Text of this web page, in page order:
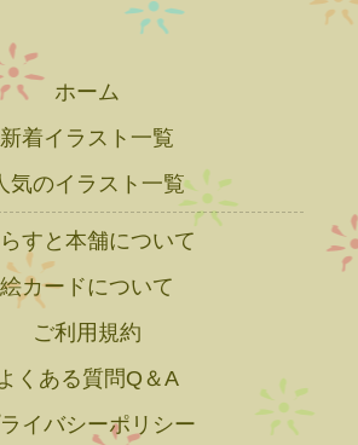
ホーム
新着イラスト一覧
気のイラスト一覧
すと本舗について
絵カードについて
ご利用規約
くある質問Q＆A
イバシーポリシー